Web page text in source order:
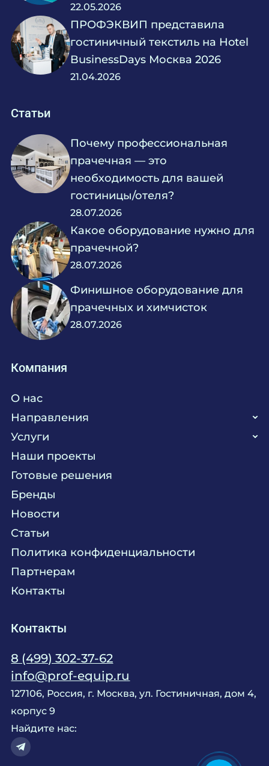
22.05.2026
ПРОФЭКВИП представила
гостиничный текстиль на Hotel
BusinessDays Москва 2026
21.04.2026
Статьи
Почему профессиональная
прачечная — это
необходимость для вашей
гостиницы/отеля?
28.07.2026
Какое оборудование нужно для
прачечной?
28.07.2026
Финишное оборудование для
прачечных и химчисток
28.07.2026
Компания
О нас
Направления
Кухня
Прачечная
Текстиль
Химия
Мебель
Комплексное оснащение
Услуги
Поставка аксессуаров и запасных частей
Сервисное обслуживание
Консалтинг
Технологическое проектирование
Продажа оборудования
Монтажные и пусконаладочные работы
Наши проекты
Готовые решения
Бренды
Новости
Статьи
Политика конфиденциальности
Партнерам
Контакты
Контакты
8 (499) 302-37-62
info@prof-equip.ru
127106, Россия, г. Москва, ул. Гостиничная, дом 4,
корпус 9
Найдите нас: